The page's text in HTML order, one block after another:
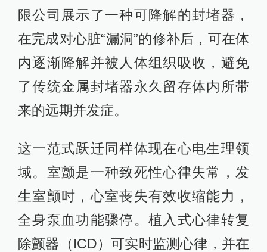
限公司展示了一种可降解的封堵器，
在完成对心脏“漏洞”的修补后，可在体
内逐渐降解并被人体组织吸收，避免
了传统金属封堵器永久留存体内所带
来的远期并发症。
这一范式跃迁同样体现在心电生理领
域。室颤是一种致死性心律失常，发
生室颤时，心室丧失有效收缩能力，
全身泵血功能骤停。植入式心律转复
除颤器（ICD）可实时监测心律，并在